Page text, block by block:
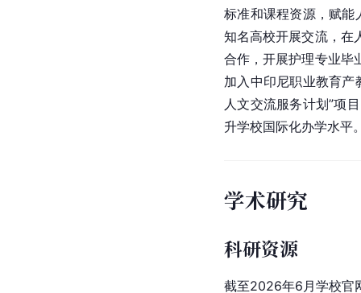
标准和课程资源，赋能
知名高校开展交流，在
合作，开展护理专业毕
加入中印尼职业教育产
人文交流服务计划”项
升学校国际化办学水平
学术研究
科研资源
截至2026年6月学校官